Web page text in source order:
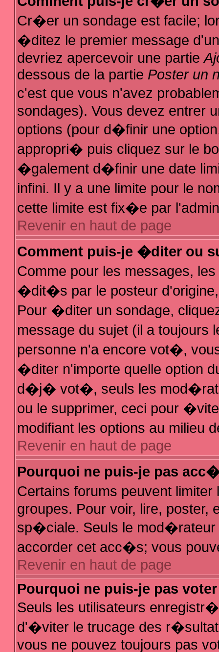
Cr�er un sondage est facile;
�ditez le premier message
devriez apercevoir une partie
dessous de la partie Poster un
c'est que vous n'avez
sondages). Vous devez entrer
options (pour d�finir une
appropri� puis cliquez sur le
�galement d�finir une date
infini. Il y a une limite pour le
cette limite est fix�e par
Revenir en haut de page
Comment puis-je �diter ou
Comme pour les messages,
�dit�s par le posteur
Pour �diter un sondage,
message du sujet (il a
personne n'a encore vot�,
�diter n'importe quelle option
d�j� vot�, seuls les
ou le supprimer, ceci pour
modifiant les options au milieu
Revenir en haut de page
Pourquoi ne puis-je pas
Certains forums peuvent
groupes. Pour voir, lire, poster,
sp�ciale. Seuls le mod�rateur
accorder cet acc�s; vous
Revenir en haut de page
Pourquoi ne puis-je pas
Seuls les utilisateurs
d'�viter le trucage des
vous ne pouvez toujours pas